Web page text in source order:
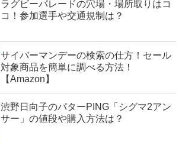
ラグビーパレードの穴場・場所取りはコ
コ！参加選手や交通規制は？
サイバーマンデーの検索の仕方！セール
対象商品を簡単に調べる方法！
【Amazon】
渋野日向子のパターPING「シグマ2アン
サー」の値段や購入方法は？